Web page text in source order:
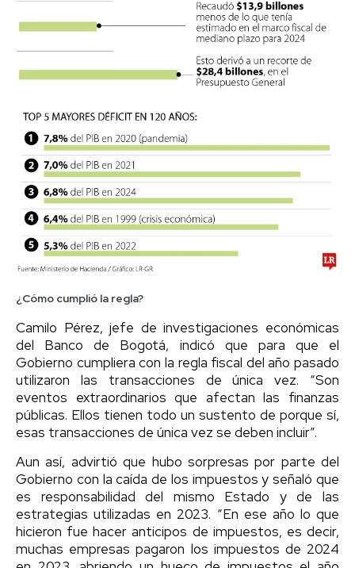
¿Cómo cumplió la regla?
Camilo Pérez, jefe de investigaciones económicas
del Banco de Bogotá, indicó que para que el
Gobierno cumpliera con la regla fiscal del año pasado
utilizaron las transacciones de única vez. “Son
eventos extraordinarios que afectan las finanzas
públicas. Ellos tienen todo un sustento de porque sí,
esas transacciones de única vez se deben incluir”.
Aun así, advirtió que hubo sorpresas por parte del
Gobierno con la caída de los impuestos y señaló que
es responsabilidad del mismo Estado y de las
estrategias utilizadas en 2023. “En ese año lo que
hicieron fue hacer anticipos de impuestos, es decir,
muchas empresas pagaron los impuestos de 2024